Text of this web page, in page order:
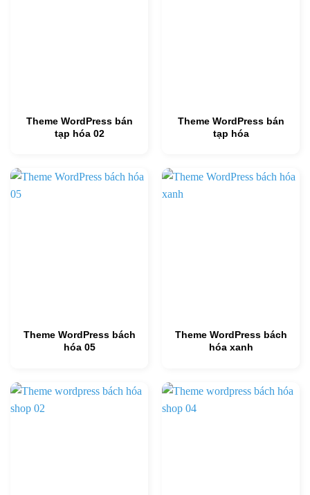
Theme WordPress bán
tạp hóa 02
Theme WordPress bán
tạp hóa
Theme WordPress bách
hóa 05
Theme WordPress bách
hóa xanh